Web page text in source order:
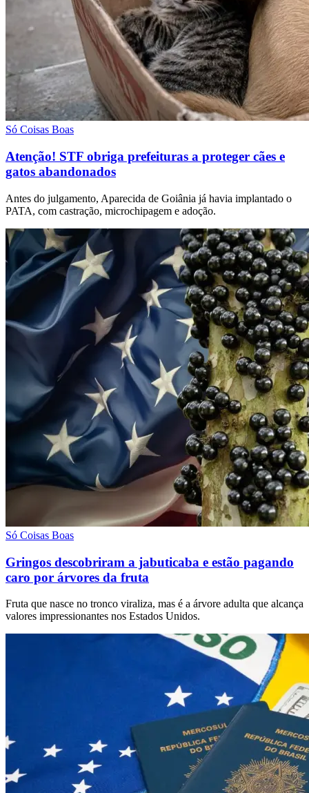
Só Coisas Boas
Atenção! STF obriga prefeituras a proteger cães e
gatos abandonados
Antes do julgamento, Aparecida de Goiânia já havia implantado o
PATA, com castração, microchipagem e adoção.
Só Coisas Boas
Gringos descobriram a jabuticaba e estão pagando
caro por árvores da fruta
Fruta que nasce no tronco viraliza, mas é a árvore adulta que alcança
valores impressionantes nos Estados Unidos.